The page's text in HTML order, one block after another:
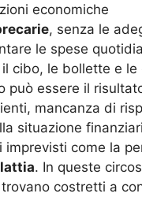
economiche
, senza le
le spese
cibo, le bollette e le
può essere il
mancanza di
situazione
imprevisti come la
. In queste
costretti a